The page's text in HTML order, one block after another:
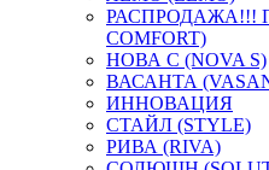
РАСПРОДАЖА!!!
COMFORT)
НОВА С (NOVA S)
ВАСАНТА
ИННОВАЦИЯ
СТАЙЛ (STYLE)
РИВА (RIVA)